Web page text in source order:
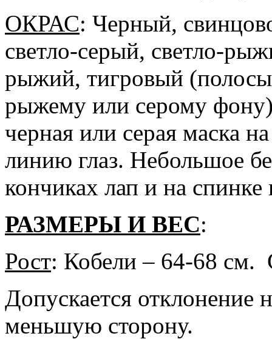
ОКРАС: Черный,
светло-серый, светло-
рыжий, тигровый
рыжему или серому
черная или серая маска
линию глаз. Небольшое
кончиках лап и на
РАЗМЕРЫ И ВЕС:
Рост: Кобели – 64-68 см.
Допускается
меньшую сторону.